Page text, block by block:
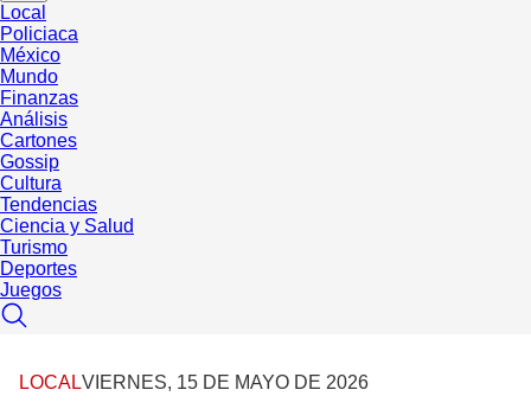
Local
Policiaca
México
Mundo
Finanzas
Análisis
Cartones
Gossip
Cultura
Tendencias
Ciencia y Salud
Turismo
Deportes
Juegos
LOCALVIERNES, 15 DE MAYO DE 2026